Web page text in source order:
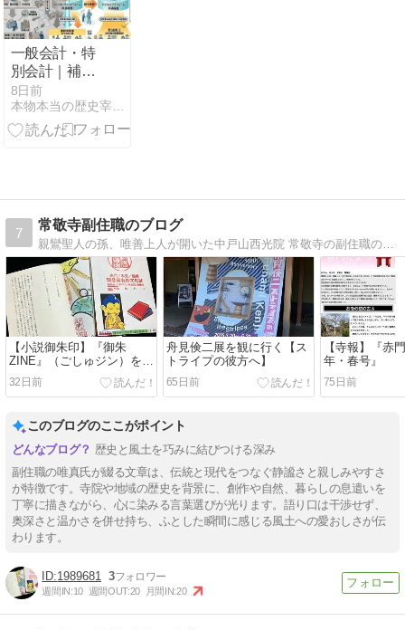
一般会計・特
別会計｜補助
金・助成金と
事務費・仲介
手数料（中間
8日前
7
常敬寺副住職のブログ
親鸞聖人の孫、唯善上人が開いた中戸山西光院 常敬寺の副住職のブログです。お寺のことや日々のことをつづります。
【小説御朱印】『御朱
ZINE』（ごしゅジン）を頒
布開始します
32日前
舟見倹二展を観に行く【ス
トライプの彼方へ】
65日前
【寺報】『赤
年・春号』
75日前
このブログのここがポイント
歴史と風土を巧みに結びつける深み
副住職の唯真氏が綴る文章は、伝統と現代をつなぐ静謐さと親しみやすさ
が特徴です。寺院や地域の歴史を背景に、創作や自然、暮らしの息遣いを
丁寧に描きながら、心に染みる言葉選びが光ります。語り口は干渉せず、
奥深さと温かさを併せ持ち、ふとした瞬間に感じる風土への愛おしさが伝
わります。
1989681 3
週間IN:10 週間OUT:20 月間IN:20